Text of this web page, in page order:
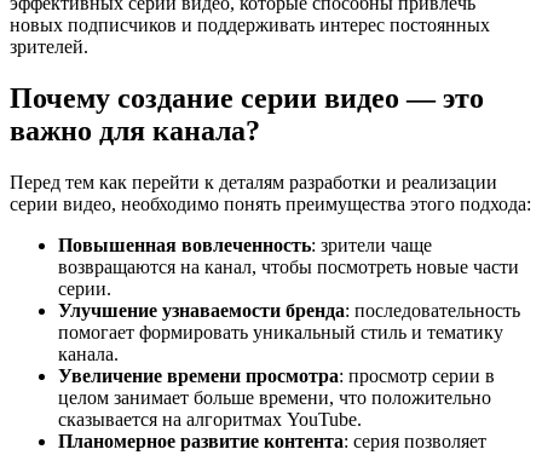
новых подписчиков и поддерживать интерес постоянных
зрителей.
Почему создание серии видео — это
важно для канала?
Перед тем как перейти к деталям разработки и реализации
серии видео, необходимо понять преимущества этого подхода:
Повышенная вовлеченность: зрители чаще
возвращаются на канал, чтобы посмотреть новые части
серии.
Улучшение узнаваемости бренда: последовательность
помогает формировать уникальный стиль и тематику
канала.
Увеличение времени просмотра: просмотр серии в
целом занимает больше времени, что положительно
сказывается на алгоритмах YouTube.
Планомерное развитие контента: серия позволяет